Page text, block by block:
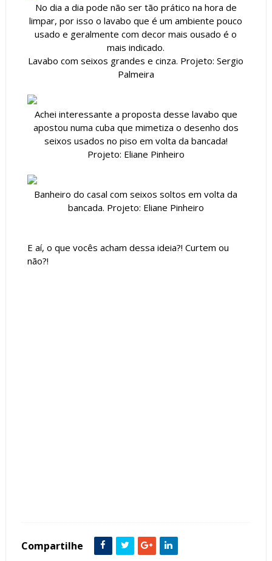
No dia a dia pode não ser tão prático na hora de
limpar, por isso o lavabo que é um ambiente pouco
usado e geralmente com decor mais ousado é o
mais indicado.
Lavabo com seixos grandes e cinza. Projeto: Sergio
Palmeira
Achei interessante a proposta desse lavabo que
apostou numa cuba que mimetiza o desenho dos
seixos usados no piso em volta da bancada!
Projeto: Eliane Pinheiro
Banheiro do casal com seixos soltos em volta da
bancada. Projeto: Eliane Pinheiro
E aí, o que vocês acham dessa ideia?! Curtem ou
não?!
Compartilhe